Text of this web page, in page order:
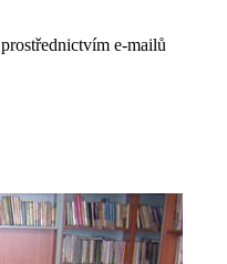
prostřednictvím e-mailů